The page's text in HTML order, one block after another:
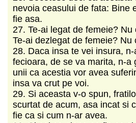
nevoia ceasului de fata: Bine
fie asa.
27. Te-ai legat de femeie? Nu
Te-ai dezlegat de femeie? Nu
28. Daca insa te vei insura,
fecioara, de se va marita, n-a
unii ca acestia vor avea
insa va crut pe voi.
29. Si aceasta v-o spun,
scurtat de acum, asa incat si
fie ca si cum n-ar avea.